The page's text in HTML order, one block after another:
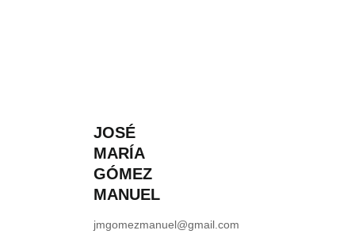
JOSÉ
MARÍA
GÓMEZ
MANUEL
jmgomezmanuel@gmail.com